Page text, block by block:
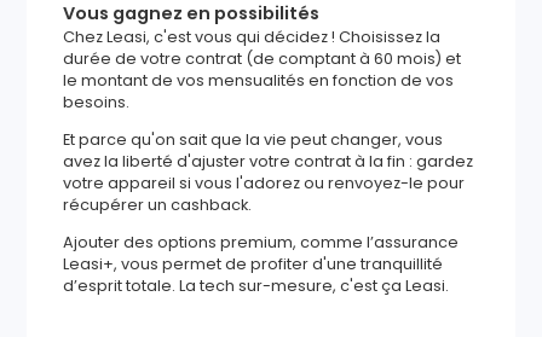
Vous gagnez en possibilités
Chez Leasi, c'est vous qui décidez ! Choisissez la
durée de votre contrat (de comptant à 60 mois) et
le montant de vos mensualités en fonction de vos
besoins.
Et parce qu'on sait que la vie peut changer, vous
avez la liberté d'ajuster votre contrat à la fin : gardez
votre appareil si vous l'adorez ou renvoyez-le pour
récupérer un cashback.
Ajouter des options premium, comme l’assurance
Leasi+, vous permet de profiter d'une tranquillité
d’esprit totale. La tech sur-mesure, c'est ça Leasi.